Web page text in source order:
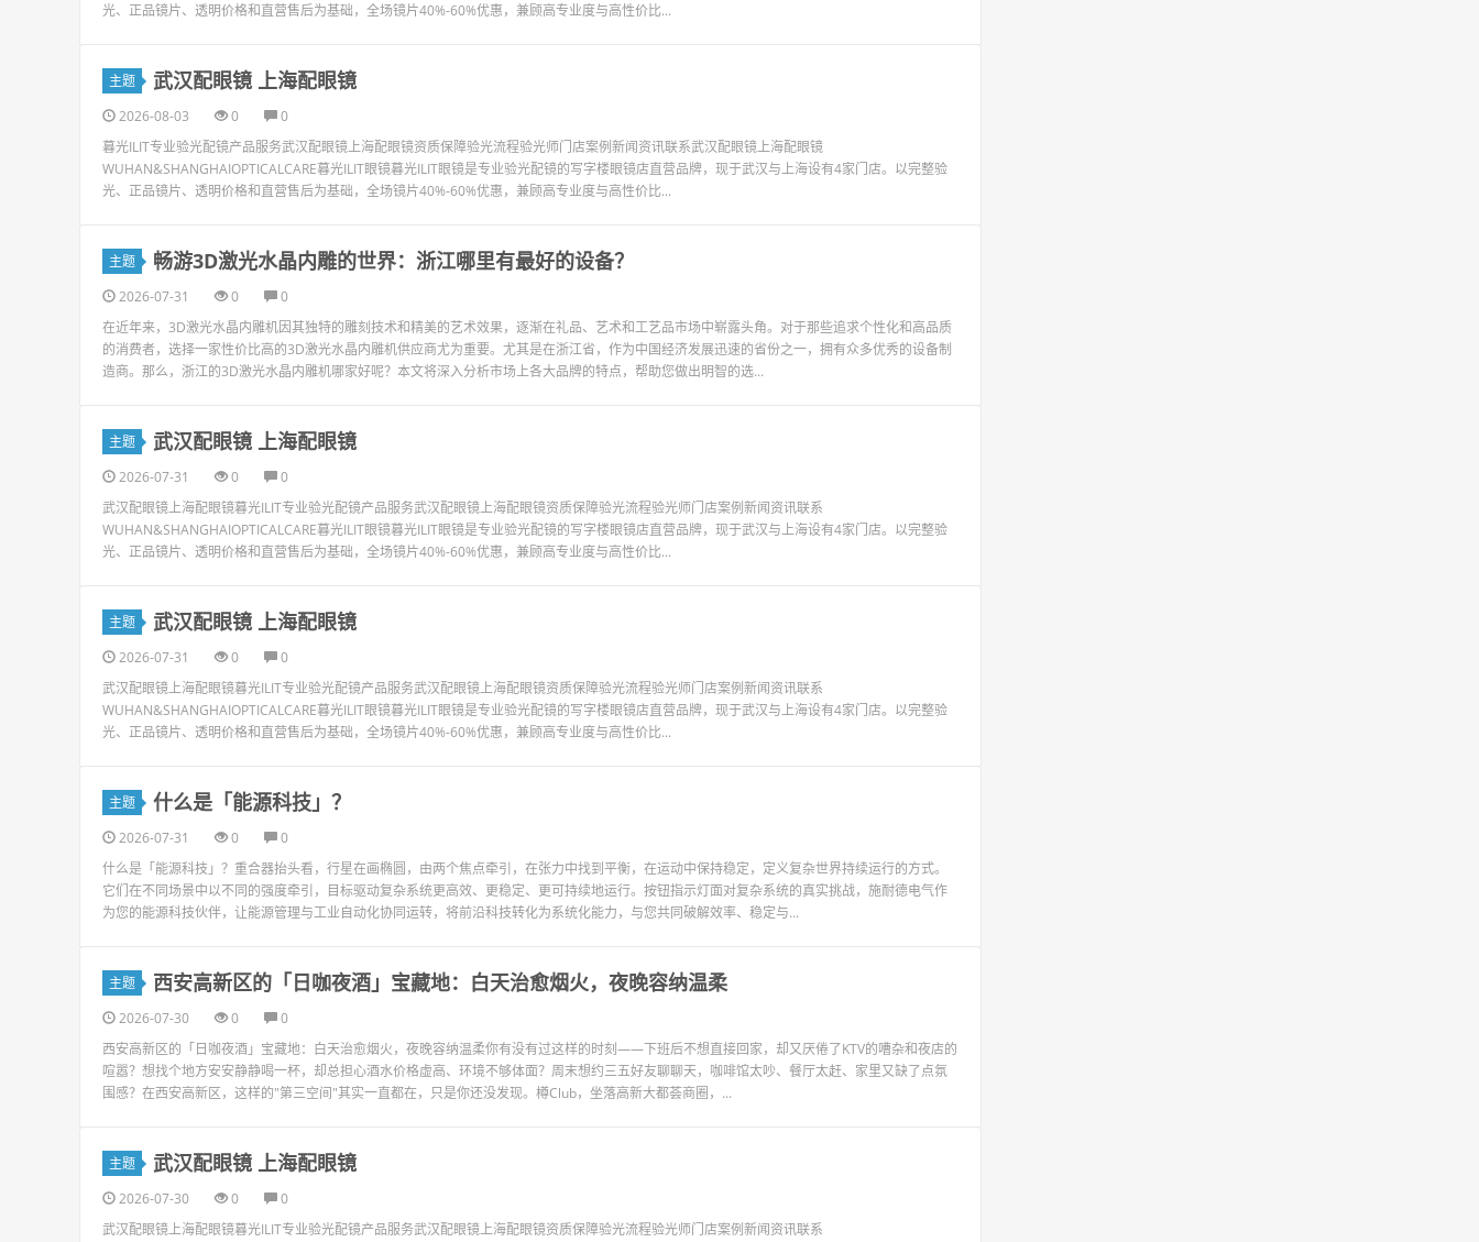
光、正品镜片、透明价格和直营售后为基础，全场镜片40%-60%优惠，兼顾高专业度与高性价比...
主题 武汉配眼镜 上海配眼镜
2026-08-03 0
0
暮光ILIT专业验光配镜产品服务武汉配眼镜上海配眼镜资质保障验光流程验光师门店案例新闻资讯联系武汉配眼镜上海配眼镜
WUHAN&SHANGHAIOPTICALCARE暮光ILIT眼镜暮光ILIT眼镜是专业验光配镜的写字楼眼镜店直营品牌，现于武汉与上海设有4家门店。以完整验
光、正品镜片、透明价格和直营售后为基础，全场镜片40%-60%优惠，兼顾高专业度与高性价比...
主题 畅游3D激光水晶内雕的世界：浙江哪里有最好的设备？
2026-07-31 0
0
在近年来，3D激光水晶内雕机因其独特的雕刻技术和精美的艺术效果，逐渐在礼品、艺术和工艺品市场中崭露头角。对于那些追求个性化和高品质
的消费者，选择一家性价比高的3D激光水晶内雕机供应商尤为重要。尤其是在浙江省，作为中国经济发展迅速的省份之一，拥有众多优秀的设备制
造商。那么，浙江的3D激光水晶内雕机哪家好呢？本文将深入分析市场上各大品牌的特点，帮助您做出明智的选...
主题 武汉配眼镜 上海配眼镜
2026-07-31 0
0
武汉配眼镜上海配眼镜暮光ILIT专业验光配镜产品服务武汉配眼镜上海配眼镜资质保障验光流程验光师门店案例新闻资讯联系
WUHAN&SHANGHAIOPTICALCARE暮光ILIT眼镜暮光ILIT眼镜是专业验光配镜的写字楼眼镜店直营品牌，现于武汉与上海设有4家门店。以完整验
光、正品镜片、透明价格和直营售后为基础，全场镜片40%-60%优惠，兼顾高专业度与高性价比...
主题 武汉配眼镜 上海配眼镜
2026-07-31 0
0
武汉配眼镜上海配眼镜暮光ILIT专业验光配镜产品服务武汉配眼镜上海配眼镜资质保障验光流程验光师门店案例新闻资讯联系
WUHAN&SHANGHAIOPTICALCARE暮光ILIT眼镜暮光ILIT眼镜是专业验光配镜的写字楼眼镜店直营品牌，现于武汉与上海设有4家门店。以完整验
光、正品镜片、透明价格和直营售后为基础，全场镜片40%-60%优惠，兼顾高专业度与高性价比...
主题 什么是「能源科技」？
2026-07-31 0
0
什么是「能源科技」？重合器抬头看，行星在画椭圆，由两个焦点牵引，在张力中找到平衡，在运动中保持稳定，定义复杂世界持续运行的方式。
它们在不同场景中以不同的强度牵引，目标驱动复杂系统更高效、更稳定、更可持续地运行。按钮指示灯面对复杂系统的真实挑战，施耐德电气作
为您的能源科技伙伴，让能源管理与工业自动化协同运转，将前沿科技转化为系统化能力，与您共同破解效率、稳定与...
主题 西安高新区的「日咖夜酒」宝藏地：白天治愈烟火，夜晚容纳温柔
2026-07-30 0
0
西安高新区的「日咖夜酒」宝藏地：白天治愈烟火，夜晚容纳温柔你有没有过这样的时刻——下班后不想直接回家，却又厌倦了KTV的嘈杂和夜店的
喧嚣？想找个地方安安静静喝一杯，却总担心酒水价格虚高、环境不够体面？周末想约三五好友聊聊天，咖啡馆太吵、餐厅太赶、家里又缺了点氛
围感？在西安高新区，这样的"第三空间"其实一直都在，只是你还没发现。樽Club，坐落高新大都荟商圈，...
主题 武汉配眼镜 上海配眼镜
2026-07-30 0
0
武汉配眼镜上海配眼镜暮光ILIT专业验光配镜产品服务武汉配眼镜上海配眼镜资质保障验光流程验光师门店案例新闻资讯联系